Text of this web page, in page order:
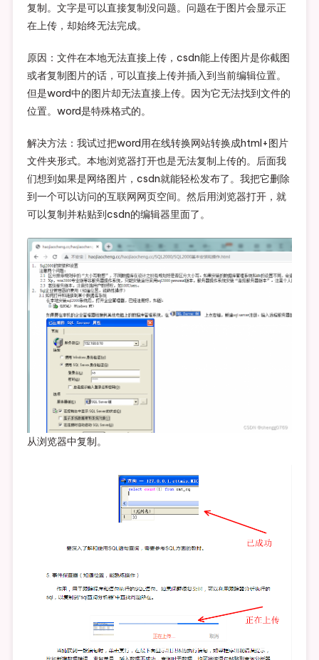
复制。文字是可以直接复制没问题。问题在于图片会显示正
在上传，却始终无法完成。
原因：文件在本地无法直接上传，csdn能上传图片是你截图
或者复制图片的话，可以直接上传并插入到当前编辑位置。
但是word中的图片却无法直接上传。因为它无法找到文件的
位置。word是特殊格式的。
解决方法：我试过把word用在线转换网站转换成html+图片
文件夹形式。本地浏览器打开也是无法复制上传的。后面我
们想到如果是网络图片，csdn就能轻松发布了。我把它删除
到一个可以访问的互联网网页空间。然后用浏览器打开，就
可以复制并粘贴到csdn的编辑器里面了。
从浏览器中复制。